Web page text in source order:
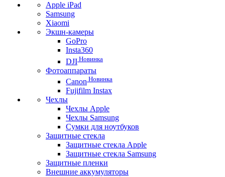
Apple iPad
Samsung
Xiaomi
Экшн-камеры
GoPro
Insta360
DJI Новинка
Фотоаппараты
Canon Новинка
Fujifilm Instax
Чехлы
Чехлы Apple
Чехлы Samsung
Сумки для ноутбуков
Защитные стекла
Защитные стекла Apple
Защитные стекла Samsung
Защитные пленки
Внешние аккумуляторы